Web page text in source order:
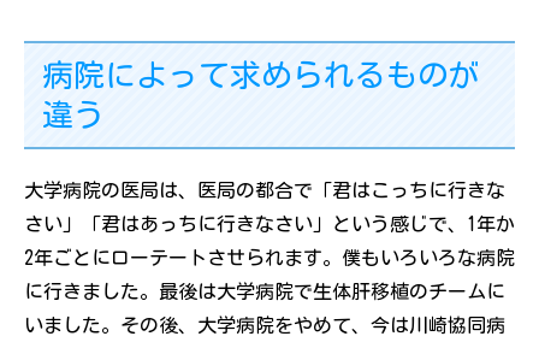
病院によって求められるものが
違う
大学病院の医局は、医局の都合で「君はこっちに行きな
さい」「君はあっちに行きなさい」という感じで、1年か
2年ごとにローテートさせられます。僕もいろいろな病院
に行きました。最後は大学病院で生体肝移植のチームに
いました。その後、大学病院をやめて、今は川崎協同病